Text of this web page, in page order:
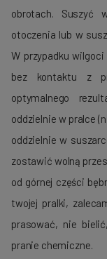
obrotach. Suszyć
otoczenia lub w
W przypadku
bez kontaktu z
optymalnego
oddzielnie w pralce
oddzielnie w
zostawić wolną
od górnej części
twojej pralki,
prasować, nie
pranie chemiczne.